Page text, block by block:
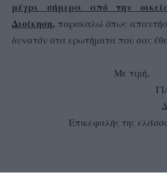
μέχρι σήμερα από την
Διοίκηση, παρακαλώ όπως
δυνατόν στα ερωτήματα που σας
Με τιμή,
Επικεφαλής της